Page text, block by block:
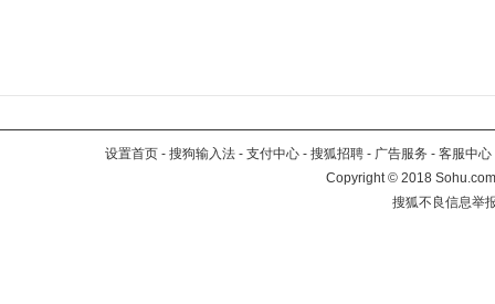
设置首页 - 搜狗输入法 - 支付中心 - 搜狐招聘 - 广告服务 - 客服中心
Copyright©2018
搜狐不良信息举